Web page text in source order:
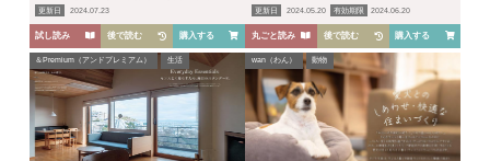
家』
更新日 2024.07.23
試し読み 後で読む 購入する
更新日 2024.05.20 有効期限 2024.06.20
丸ごと読み 後で読む 購入する
＆Premium（アンドプレミアム） 生活 wan（わん） 動物